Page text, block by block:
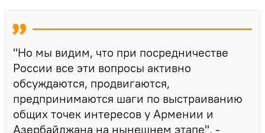
"Но мы видим, что при посредничестве
России все эти вопросы активно
обсуждаются, продвигаются,
предпринимаются шаги по выстраиванию
общих точек интересов у Армении и
Азербайджана на нынешнем этапе", -